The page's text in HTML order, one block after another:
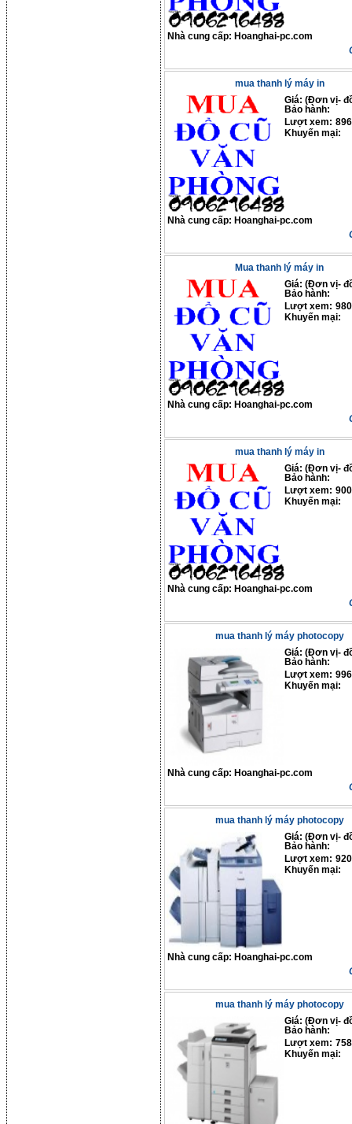
Nhà cung cấp: Hoanghai-pc.com
mua thanh lý máy in
Giá: (Đơn vị-
Bảo hành:
Lượt xem:
Khuyến mại:
Nhà cung cấp: Hoanghai-pc.com
Mua thanh lý máy in
Giá: (Đơn vị-
Bảo hành:
Lượt xem:
Khuyến mại:
Nhà cung cấp: Hoanghai-pc.com
mua thanh lý máy in
Giá: (Đơn vị-
Bảo hành:
Lượt xem:
Khuyến mại:
Nhà cung cấp: Hoanghai-pc.com
mua thanh lý máy photocopy
Giá: (Đơn vị-
Bảo hành:
Lượt xem:
Khuyến mại:
Nhà cung cấp: Hoanghai-pc.com
mua thanh lý máy photocopy
Giá: (Đơn vị-
Bảo hành:
Lượt xem:
Khuyến mại:
Nhà cung cấp: Hoanghai-pc.com
mua thanh lý máy photocopy
Giá: (Đơn vị-
Bảo hành:
Lượt xem:
Khuyến mại: